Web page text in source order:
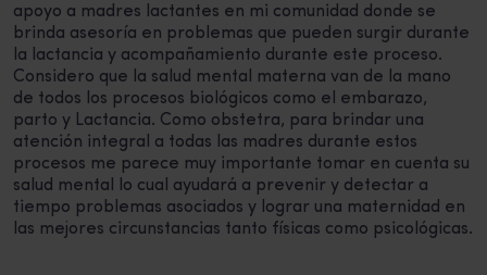
apoyo a madres lactantes en mi comunidad donde se
brinda asesoría en problemas que pueden surgir durante
la lactancia y acompañamiento durante este proceso.
Considero que la salud mental materna van de la mano
de todos los procesos biológicos como el embarazo,
parto y Lactancia. Como obstetra, para brindar una
atención integral a todas las madres durante estos
procesos me parece muy importante tomar en cuenta su
salud mental lo cual ayudará a prevenir y detectar a
tiempo problemas asociados y lograr una maternidad en
las mejores circunstancias tanto físicas como psicológicas.